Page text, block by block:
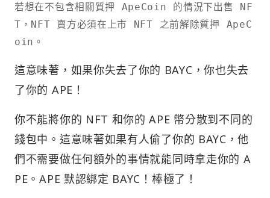
若想在不包含相關質押 ApeCoin 的情況下出售 NF
T，NFT 賣方必須在上市 NFT 之前解除質押 ApeC
oin。
這意味著，如果你失去了你的 BAYC，你也失去
了你的 APE！
你不能將你的 NFT 和你的 APE 幣分散到不同的
錢包中。這意味著如果有人偷了你的 BAYC，他
們不需要做任何額外的事情就能同時拿走你的 A
PE。APE 默認綁定 BAYC！棒極了！